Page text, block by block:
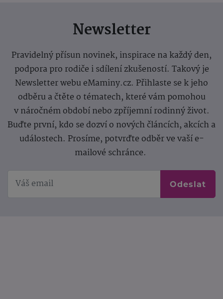
Newsletter
Pravidelný přísun novinek, inspirace na každý den,
podpora pro rodiče i sdílení zkušeností. Takový je
Newsletter webu eMaminy.cz. Přihlaste se k jeho
odběru a čtěte o tématech, které vám pomohou
v náročném období nebo zpříjemní rodinný život.
Buďte první, kdo se dozví o nových článcích, akcích a
událostech. Prosíme, potvrďte odběr ve vaší e-
mailové schránce.
Odeslat